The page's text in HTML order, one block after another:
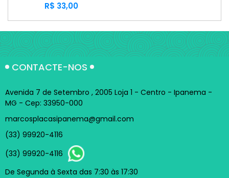
R$ 33,00
CONTACTE-NOS
Avenida 7 de Setembro , 2005 Loja 1 - Centro - Ipanema -
MG - Cep: 33950-000
marcosplacasipanema@gmail.com
(33) 99920-4116
(33) 99920-4116
De Segunda à Sexta das 7:30 às 17:30